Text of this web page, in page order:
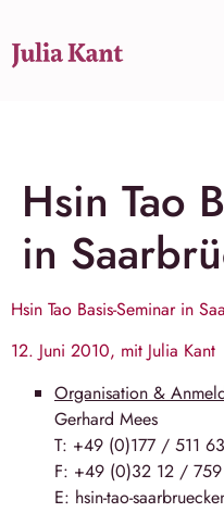
Hsin Tao
in
Hsin Tao Basis-Seminar in
12. Juni 2010, mit Julia Kant
Organisation &
Ger­hard Mees
T: +49 (0)177 / 511
F: +49 (0)32 12 / 759
E: hsin-tao-